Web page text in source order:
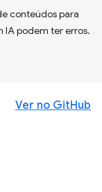
conteúdos para
IA podem ter erros.
Ver no GitHub